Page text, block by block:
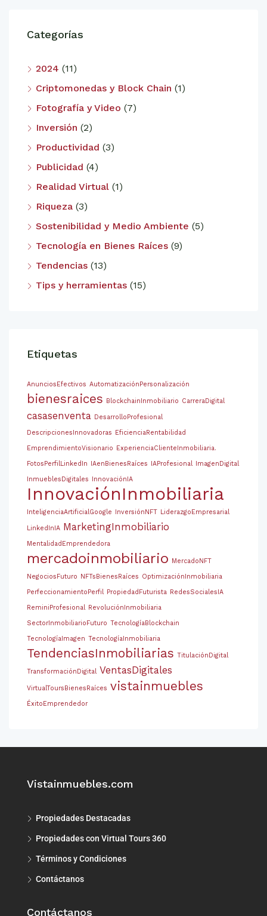
Categorías
2024 (11)
Criptomonedas y Block Chain (1)
Fotografía y Video (7)
Inversión (2)
Productividad (3)
Publicidad (4)
Realidad Virtual (1)
Riqueza (3)
Sostenibilidad y Medio Ambiente (5)
Tecnología en Bienes Raíces (9)
Tendencias (13)
Tips y herramientas (15)
Etiquetas
AnunciosEfectivos AutomatizaciónPersonalización
bienesraices BlockchainInmobiliario CarreraDigital
casasenventa DesarrolloProfesional
DescripcionesInnovadoras EficienciaRentabilidad
EmprendimientoVisionario ExperienciaClienteInmobiliaria.
FotosPerfilLinkedIn IAenBienesRaíces IAProfesional ImagenDigital
InmueblesDigitales InnovaciónIA
InnovaciónInmobiliaria
InteligenciaArtificialGoogle InversiónNFT LiderazgoEmpresarial
LinkedInIA MarketingInmobiliario
MentalidadEmprendedora
mercadoinmobiliario MercadoNFT
NegociosFuturo NFTsBienesRaíces OptimizaciónInmobiliaria
PerfeccionamientoPerfil PropiedadFuturista RedesSocialesIA
ReminiProfesional RevoluciónInmobiliaria
SectorInmobiliarioFuturo TecnologíaBlockchain
TecnologíaImagen TecnologíaInmobiliaria
TendenciasInmobiliarias TitulaciónDigital
TransformaciónDigital VentasDigitales
VirtualToursBienesRaíces vistainmuebles
ÉxitoEmprendedor
Vistainmuebles.com
Propiedades Destacadas
Propiedades con Virtual Tours 360
Términos y Condiciones
Contáctanos
Contáctanos